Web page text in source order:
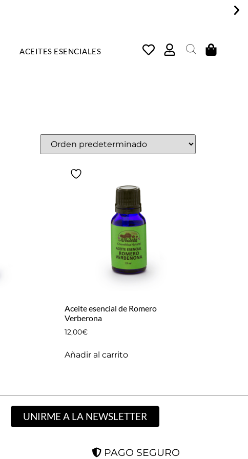
COSMÉTICA NATURAL,
ACEITES ESENCIALES
Aceite esencial de Romero
Verberona
12,00€
Añadir al carrito
UNIRME A LA NEWSLETTER
PAGO SEGURO